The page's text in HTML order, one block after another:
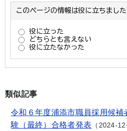
類似記事
令和６年度浦添市職員採用候
験（最終）合格者発表
2024-